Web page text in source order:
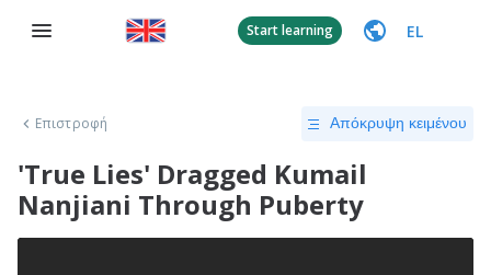
Start learning EL
Επιστροφή Απόκρυψη κειμένου
'True Lies' Dragged Kumail
Nanjiani Through Puberty